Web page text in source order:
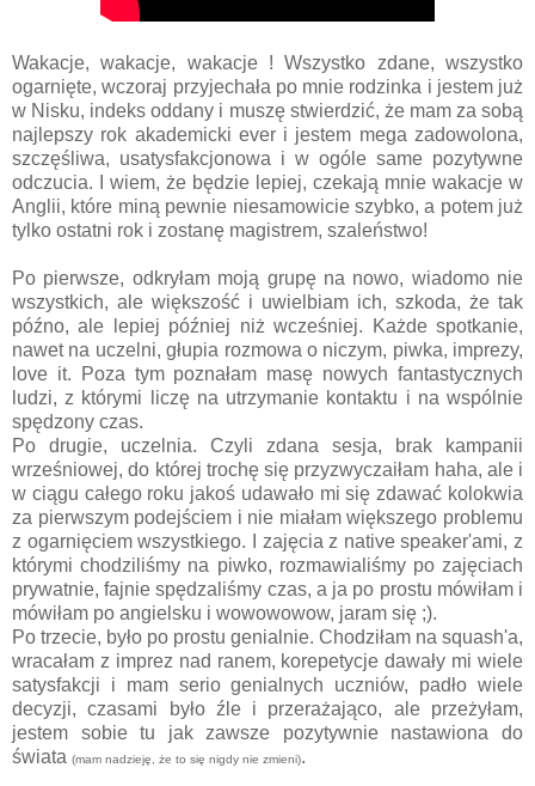
Wakacje, wakacje, wakacje ! Wszystko zdane, wszystko
ogarnięte, wczoraj przyjechała po mnie rodzinka i jestem już
w Nisku, indeks oddany i muszę stwierdzić, że mam za sobą
najlepszy rok akademicki ever i jestem mega zadowolona,
szczęśliwa, usatysfakcjonowa i w ogóle same pozytywne
odczucia. I wiem, że będzie lepiej, czekają mnie wakacje w
Anglii, które miną pewnie niesamowicie szybko, a potem już
tylko ostatni rok i zostanę magistrem, szaleństwo!
Po pierwsze, odkryłam moją grupę na nowo, wiadomo nie
wszystkich, ale większość i uwielbiam ich, szkoda, że tak
późno, ale lepiej później niż wcześniej. Każde spotkanie,
nawet na uczelni, głupia rozmowa o niczym, piwka, imprezy,
love it. Poza tym poznałam masę nowych fantastycznych
ludzi, z którymi liczę na utrzymanie kontaktu i na wspólnie
spędzony czas.
Po drugie, uczelnia. Czyli zdana sesja, brak kampanii
wrześniowej, do której trochę się przyzwyczaiłam haha, ale i
w ciągu całego roku jakoś udawało mi się zdawać kolokwia
za pierwszym podejściem i nie miałam większego problemu
z ogarnięciem wszystkiego. I zajęcia z native speaker'ami, z
którymi chodziliśmy na piwko, rozmawialiśmy po zajęciach
prywatnie, fajnie spędzaliśmy czas, a ja po prostu mówiłam i
mówiłam po angielsku i wowowowow, jaram się ;).
Po trzecie, było po prostu genialnie. Chodziłam na squash'a,
wracałam z imprez nad ranem, korepetycje dawały mi wiele
satysfakcji i mam serio genialnych uczniów, padło wiele
decyzji, czasami było źle i przerażająco, ale przeżyłam,
jestem sobie tu jak zawsze pozytywnie nastawiona do
świata (mam nadzieję, że to się nigdy nie zmieni).